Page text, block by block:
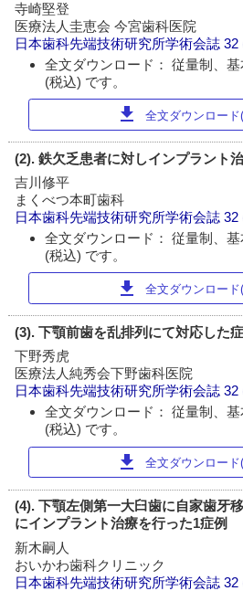
寺崎堅登
医療法人圭恵会 今宮歯科医院
日本歯科先端技術研究所学術会誌 32
全文ダウンロード： 従量制、
(税込) です。
download 全文ダウンロー
(2). 鉄欠乏患者に対しインプラント
吉川修平
まくべつ本町歯科
日本歯科先端技術研究所学術会誌 32
全文ダウンロード： 従量制、
(税込) です。
download 全文ダウンロー
(3). 下顎前歯を乱排列にて対応した
下野秀虎
医療法人純秀会下野歯科医院
日本歯科先端技術研究所学術会誌 32
全文ダウンロード： 従量制、
(税込) です。
download 全文ダウンロー
(4). 下顎左側第一大臼歯に自家歯牙
にインプラント治療を行った1症例
新木嗣人
おいかわ歯科クリニック
日本歯科先端技術研究所学術会誌 32